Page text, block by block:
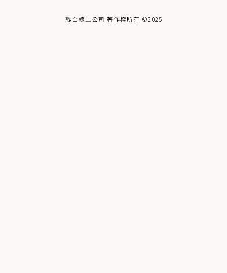
聯合線上公司 著作權所有 ©2025